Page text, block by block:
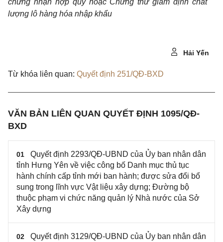
lượng lô hàng hóa nhập khẩu
Hải Yến
Từ khóa liên quan: Quyết định 251/QĐ-BXD
VĂN BẢN LIÊN QUAN QUYẾT ĐỊNH 1095/QĐ-
BXD
01
Quyết định 2293/QĐ-UBND của Ủy ban nhân dân
tỉnh Hưng Yên về việc công bố Danh mục thủ tục
hành chính cấp tỉnh mới ban hành; được sửa đổi bổ
sung trong lĩnh vực Vật liệu xây dựng; Đường bộ
thuộc phạm vi chức năng quản lý Nhà nước của Sở
Xây dựng
02
Quyết định 3129/QĐ-UBND của Ủy ban nhân dân